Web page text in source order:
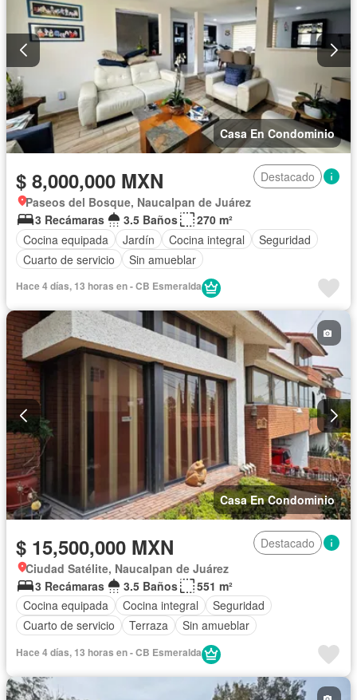
Casa En Condominio
$ 8,000,000 MXN
Destacado
Paseos del Bosque, Naucalpan de Juárez
3 Recámaras
3.5 Baños
270 m²
Cocina equipada
Jardín Cocina integral
Seguridad
Cuarto de servicio
Sin amueblar
Hace 4 días, 13 horas en - CB Esmeralda
Casa En Condominio
$ 15,500,000 MXN
Destacado
Ciudad Satélite, Naucalpan de Juárez
3 Recámaras
3.5 Baños
551 m²
Cocina equipada
Cocina integral
Seguridad
Cuarto de servicio
Terraza Sin amueblar
Hace 4 días, 13 horas en - CB Esmeralda